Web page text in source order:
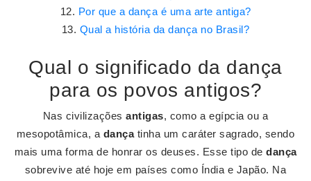
Por que a dança é uma arte antiga?
Qual a história da dança no Brasil?
Qual o significado da dança
para os povos antigos?
Nas civilizaçõesantigas, como a egípcia ou a
mesopotâmica, a dançatinha um caráter sagrado, sendo
mais uma forma de honrar os deuses. Esse tipo de dança
sobrevive até hoje em países como Índia e Japão. Na